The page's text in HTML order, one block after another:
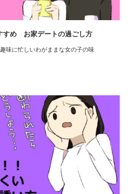
すめ お家デートの過ごし方
味に忙しいわがままな女の子の味